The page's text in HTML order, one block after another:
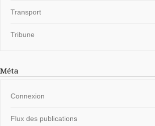
Transport
Tribune
Méta
Connexion
Flux des publications